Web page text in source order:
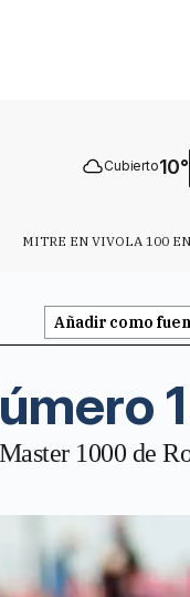
Cubierto10°
MITRE EN VIVOLA 100
Añadir como
1
1000 de